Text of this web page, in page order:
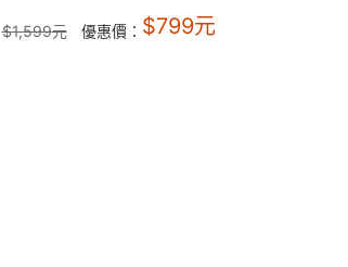
$1,599元 優惠價： $799元